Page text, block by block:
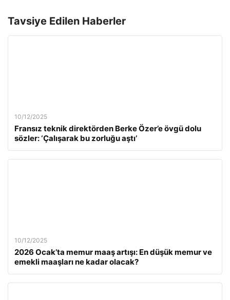
Tavsiye Edilen Haberler
10/12/2025
Fransız teknik direktörden Berke Özer’e övgü dolu
sözler: ‘Çalışarak bu zorluğu aştı’
10/12/2025
2026 Ocak’ta memur maaş artışı: En düşük memur ve
emekli maaşları ne kadar olacak?